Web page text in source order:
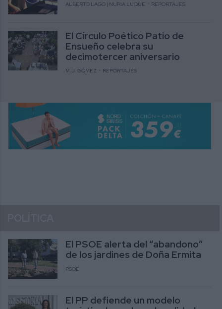
ALBERTO LAGO | NURIA LUQUE REPORTAJES
El Círculo Poético Patio de
Ensueño celebra su
decimotercer aniversario
M.J. GÓMEZ REPORTAJES
El PSOE alerta del “abandono”
de los jardines de Doña Ermita
PSOE
El PP defiende un modelo